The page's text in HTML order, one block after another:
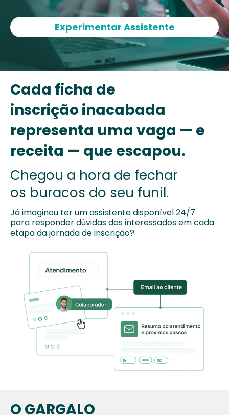
Experimentar Assistente
Cada ficha de
inscrição inacabada
representa uma vaga — e
receita — que escapou.
Chegou a hora de fechar
os buracos do seu funil.
Já imaginou ter um assistente disponível 24/7
para responder dúvidas dos interessados em cada
etapa dajornada de inscrição?
O GARGALO